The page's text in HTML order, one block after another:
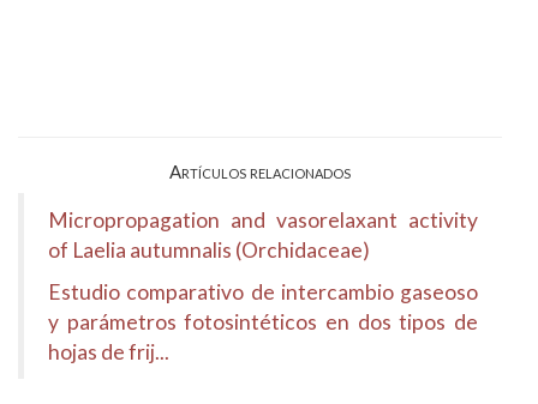
Artículos relacionados
Micropropagation and vasorelaxant activity
of Laelia autumnalis (Orchidaceae)
Estudio comparativo de intercambio gaseoso
y parámetros fotosintéticos en dos tipos de
hojas de frij...